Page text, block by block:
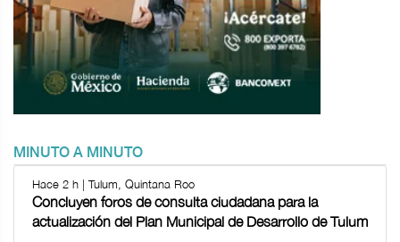
MINUTO A MINUTO
Hace 2 h | Tulum, Quintana Roo
Concluyen foros de consulta ciudadana para la
actualización del Plan Municipal de Desarrollo de Tulum